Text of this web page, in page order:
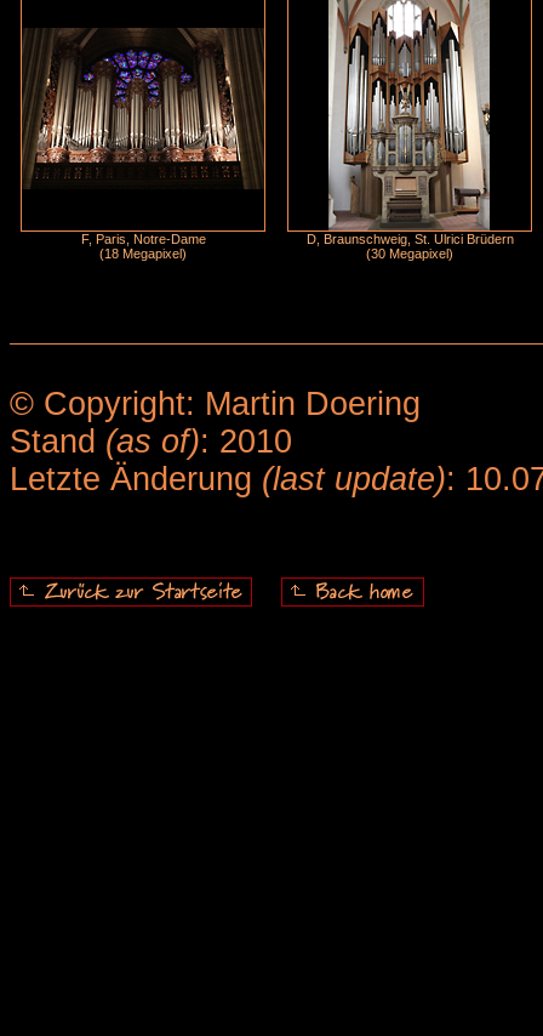
F, Paris, Notre-Dame
(18 Megapixel)
D, Braunschweig, St. Ulrici Brüdern
(30 Megapixel)
© Copyright: Martin Doering
Stand (as of): 2010
Letzte Änderung (last update):